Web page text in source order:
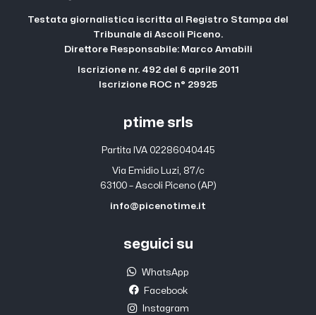
Testata giornalistica iscritta al Registro Stampa del
Tribunale di Ascoli Piceno.
Direttore Responsabile: Marco Amabili
Iscrizione nr. 492 del 6 aprile 2011
Iscrizione ROC n° 29925
ptime srls
Partita IVA 02286040445
Via Emidio Luzi, 87/c
63100 – Ascoli Piceno (AP)
info@picenotime.it
seguici su
WhatsApp
Facebook
Instagram